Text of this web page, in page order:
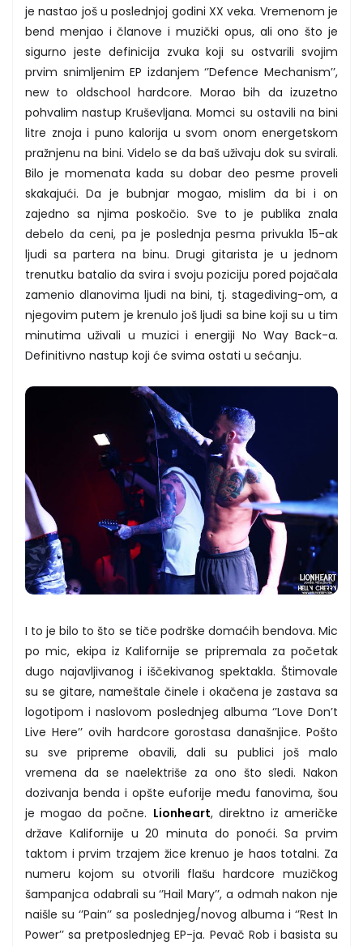
je nastao još u poslednjoj godini XX veka. Vremenom je
bend menjao i članove i muzički opus, ali ono što je
sigurno jeste definicija zvuka koji su ostvarili svojim
prvim snimljenim EP izdanjem ‘’Defence Mechanism’’,
new to oldschool hardcore. Morao bih da izuzetno
pohvalim nastup Kruševljana. Momci su ostavili na bini
litre znoja i puno kalorija u svom onom energetskom
pražnjenu na bini. Videlo se da baš uživaju dok su svirali.
Bilo je momenata kada su dobar deo pesme proveli
skakajući. Da je bubnjar mogao, mislim da bi i on
zajedno sa njima poskočio. Sve to je publika znala
debelo da ceni, pa je poslednja pesma privukla 15-ak
ljudi sa partera na binu. Drugi gitarista je u jednom
trenutku batalio da svira i svoju poziciju pored pojačala
zamenio dlanovima ljudi na bini, tj. stagediving-om, a
njegovim putem je krenulo još ljudi sa bine koji su u tim
minutima uživali u muzici i energiji No Way Back-a.
Definitivno nastup koji će svima ostati u sećanju.
I to je bilo to što se tiče podrške domaćih bendova. Mic
po mic, ekipa iz Kalifornije se pripremala za početak
dugo najavljivanog i iščekivanog spektakla. Štimovale
su se gitare, nameštale činele i okačena je zastava sa
logotipom i naslovom poslednjeg albuma ‘’Love Don’t
Live Here’’ ovih hardcore gorostasa današnjice. Pošto
su sve pripreme obavili, dali su publici još malo
vremena da se naelektriše za ono što sledi. Nakon
dozivanja benda i opšte euforije među fanovima, šou
je mogao da počne. Lionheart, direktno iz američke
države Kalifornije u 20 minuta do ponoći. Sa prvim
taktom i prvim trzajem žice krenuo je haos totalni. Za
numeru kojom su otvorili flašu hardcore muzičkog
šampanjca odabrali su ‘’Hail Mary’’, a odmah nakon nje
naišle su ‘’Pain’’ sa poslednjeg/novog albuma i ‘’Rest In
Power’’ sa pretposlednjeg EP-ja. Pevač Rob i basista su